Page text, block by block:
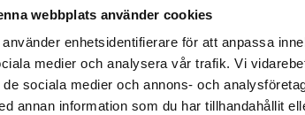
webbplats använder cookies
använder enhetsidentifierare för att anpassa
medier och analysera vår trafik. Vi
de sociala medier och annons- och
annan information som du har tillhandahållit
— — B
B
— — B blästrat